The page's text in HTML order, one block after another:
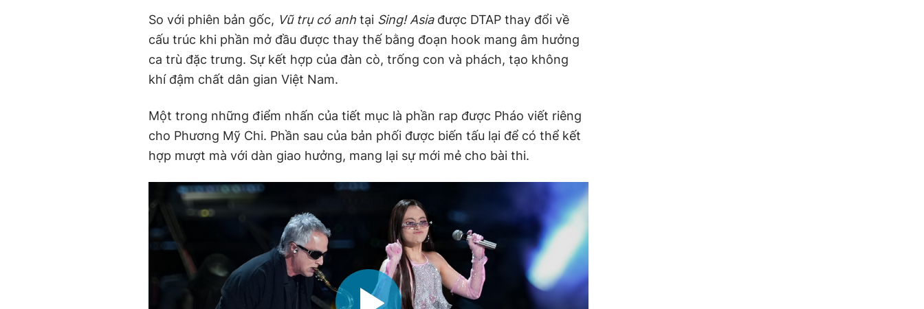
So với phiên bản gốc, Vũ trụ có anh tại Sing! Asiađược DTAP thay đổi về
cấu trúc khi phần mở đầu được thay thế bằng đoạn hook mang âm hưởng
ca trù đặc trưng. Sự kết hợp của đàn cò, trống con và phách, tạo không
khí đậm chất dân gian Việt Nam.
Một trong những điểm nhấn của tiết mục là phần rap được Pháo viết riêng
cho Phương Mỹ Chi. Phần sau của bản phối được biến tấu lại để có thể kết
hợp mượt mà với dàn giao hưởng, mang lại sự mới mẻ cho bài thi.